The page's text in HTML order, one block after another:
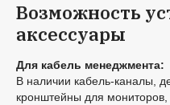
Возможность
аксессуары
Для кабель менеджмента:
В наличии кабель-каналы,
кронштейны для мониторов,